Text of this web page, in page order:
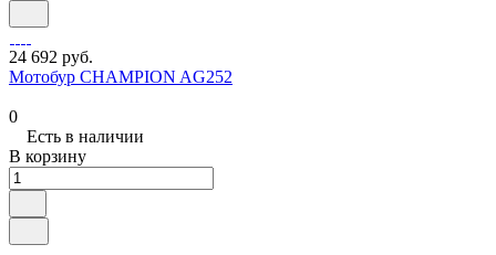
24 692 руб.
Мотобур CHAMPION AG252
0
Есть в наличии
В корзину